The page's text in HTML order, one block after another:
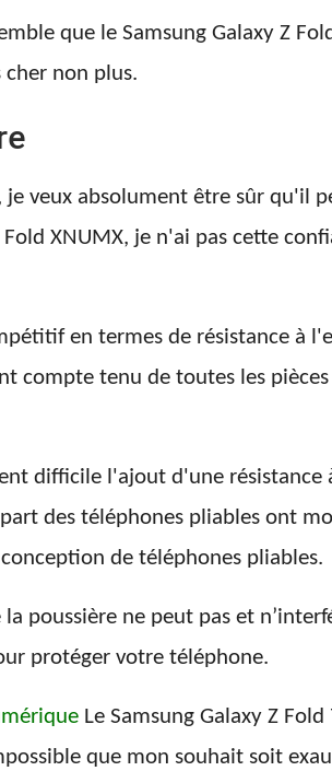
que le Samsung Galaxy Z
non plus.
veux absolument être sûr qu'il
XNUMX, je n'ai pas cette
en termes de résistance à
compte tenu de toutes les
difficile l'ajout d'une résistance
des téléphones pliables ont
de téléphones pliables.
poussière ne peut pas et
protéger votre téléphone.
Le Samsung Galaxy Z
que mon souhait soit